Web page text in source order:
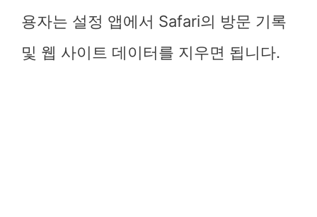
용자는 설정 앱에서 Safari의 방문 기록
및 웹 사이트 데이터를 지우면 됩니다.